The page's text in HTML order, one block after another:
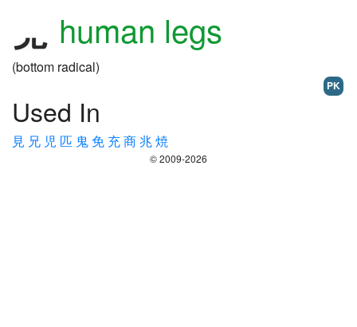
human legs
(bottom radical)
PK
Used In
見 兄 児 匹 鬼 免 充商兆焼
© 2009-2026